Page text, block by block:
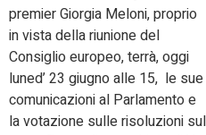
premier Giorgia Meloni, proprio
in vista della riunione del
Consiglio europeo, terrà, oggi
luned’ 23 giugno alle 15, le sue
comunicazioni al Parlamento e
la votazione sulle risoluzioni sul